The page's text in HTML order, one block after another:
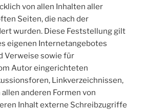
von allen Inhalten aller
Seiten, die nach der
wurden. Diese Feststellung gilt
eigenen Internetangebotes
Verweise sowie für
Autor eingerichteten
Linkverzeichnissen,
anderen Formen von
Inhalt externe Schreibzugriffe